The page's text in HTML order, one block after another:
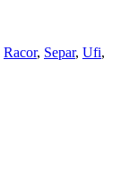
Racor, Separ, Ufi,